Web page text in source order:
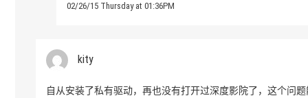
02/26/15 Thursday at 01:36PM
kity
自从安装了私有驱动，再也没有打开过深度影院了，这个问题